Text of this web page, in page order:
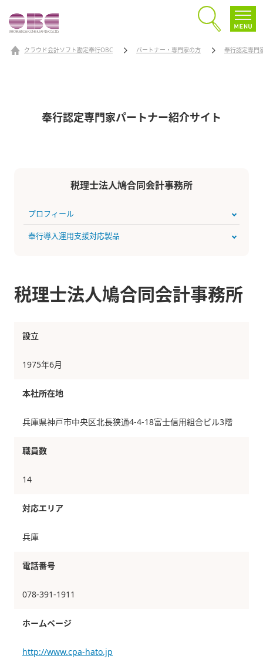
クラウド会計ソフト勘定奉行OBC パートナー・専門家の方 奉行認定専門
奉行認定専門家パートナー紹介サイト
税理士法人鳩合同会計事務所
プロフィール
奉行導入運用支援対応製品
税理士法人鳩合同会計事務所
設立
1975年6月
本社所在地
兵庫県神戸市中央区北長狭通4-4-18富士信用組合ビル3階
職員数
14
対応エリア
兵庫
電話番号
078-391-1911
ホームページ
http://www.cpa-hato.jp